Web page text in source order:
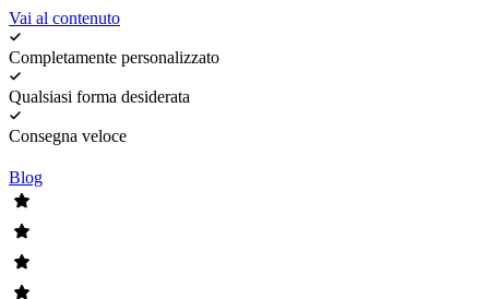
Vai al contenuto
Completamente personalizzato
Qualsiasi forma desiderata
Consegna veloce
Blog